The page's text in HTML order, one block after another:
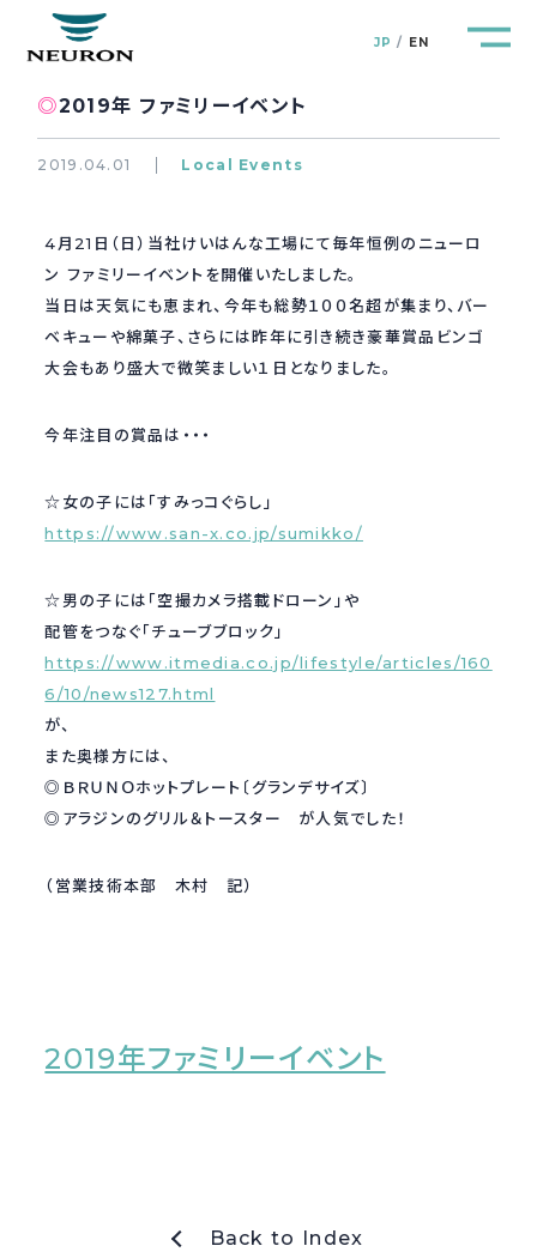
JP EN
管路防災研究所 Pipeline Resilience Lab.
企業情報 Company
製品＆サービス Products&Service
研究開発 R&D
新着情報
◎2019年 ファミリーイベント
2019.04.01 Local Events
4月21日（日）当社けいはんな工場にて毎年恒例のニューロ
ン ファミリーイベントを開催いたしました。
当日は天気にも恵まれ、今年も総勢１００名超が集まり、バー
ベキューや綿菓子、さらには昨年に引き続き豪華賞品ビンゴ
大会もあり盛大で微笑ましい１日となりました。
今年注目の賞品は・・・
☆女の子には「すみっコぐらし」
https://www.san-x.co.jp/sumikko/
☆男の子には「空撮カメラ搭載ドローン」や
配管をつなぐ「チューブブロック」
https://www.itmedia.co.jp/lifestyle/articles/160
6/10/news127.html
が、
また奥様方には、
◎ＢＲＵＮＯホットプレート〔グランデサイズ〕
◎アラジンのグリル＆トースター が人気でした！
（営業技術本部 木村 記）
2019年ファミリーイベント
Back to Index